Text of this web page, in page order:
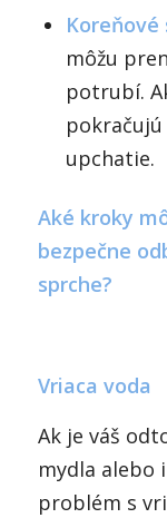
Koreňové
môžu
potrubí.
upchatie.
Aké kroky
bezpečne
sprche?
Vriaca voda
Ak je váš
mydla alebo
problém s